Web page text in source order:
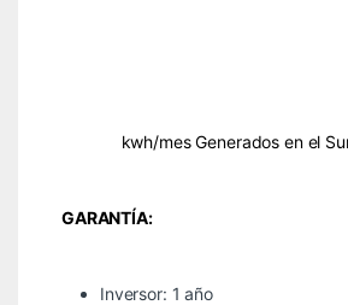
kwh/mes Generados en el
GARANTÍA:
Inversor: 1 año